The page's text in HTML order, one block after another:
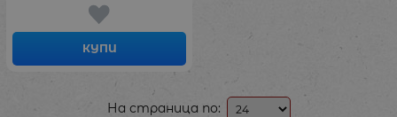
КУПИ
На страница по: